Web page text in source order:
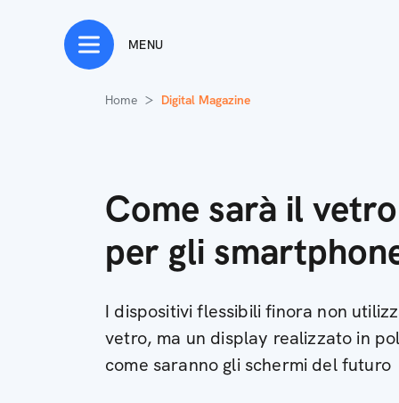
MENU
Home Digital Magazine
Come sarà il
per gli
I dispositivi flessibili finora non
vetro, ma un display realizzato in
come saranno gli schermi del futuro